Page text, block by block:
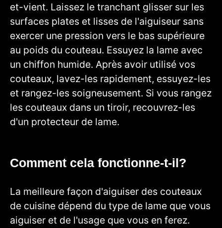
et-vient. Laissez le tranchant glisser sur les
surfaces plates et lisses de l'aiguiseur sans
exercer une pression vers le bas supérieure
au poids du couteau. Essuyez la lame avec
un chiffon humide. Après avoir utilisé vos
couteaux, lavez-les rapidement, essuyez-les
et rangez-les soigneusement. Si vous rangez
les couteaux dans un tiroir, recouvrez-les
d'un protecteur de lame.
Comment cela fonctionne-t-il?
La meilleure façon d'aiguiser des couteaux
de cuisine dépend du type de lame que vous
aiguiser et de l'usage que vous en ferez.